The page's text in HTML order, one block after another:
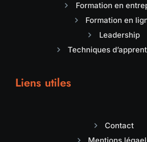
Formation en
Formation en
Leadership
Techniques
Liens utiles
Contact